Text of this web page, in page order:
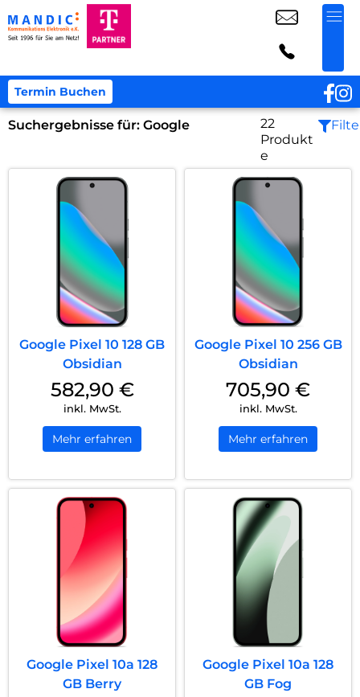
Termin Buchen
Suchergebnisse für: Google
22
Produkt
e
Google Pixel 10 128 GB
Obsidian
582,90 €
inkl. MwSt.
Mehr erfahren
Google Pixel 10 256 GB
Obsidian
705,90 €
inkl. MwSt.
Mehr erfahren
Google Pixel 10a 128
GB Berry
Google Pixel 10a 128
GB Fog